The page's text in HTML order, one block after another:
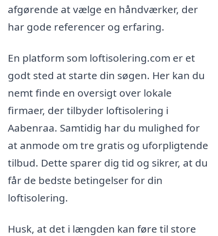
afgørende at vælge en håndværker, der
har gode referencer og erfaring.
En platform som loftisolering.com er et
godt sted at starte din søgen. Her kan du
nemt finde en oversigt over lokale
firmaer, der tilbyder loftisolering i
Aabenraa. Samtidig har du mulighed for
at anmode om tre gratis og uforpligtende
tilbud. Dette sparer dig tid og sikrer, at du
får de bedste betingelser for din
loftisolering.
Husk, at det i længden kan føre til store